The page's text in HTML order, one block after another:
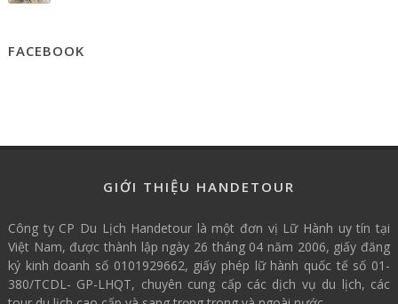
FACEBOOK
GIỚI THIỆU HANDETOUR
Công ty CP Du Lịch Handetour là một đơn vị Lữ Hành uy tín tại
Việt Nam, được thành lập ngày 26 tháng 04 năm 2006, giấy đăng
ký kinh doanh số 0101929662, giấy phép lữ hành quốc tế số 01-
380/TCDL- GP-LHQT, chuyên cung cấp các dịch vụ du lịch, các